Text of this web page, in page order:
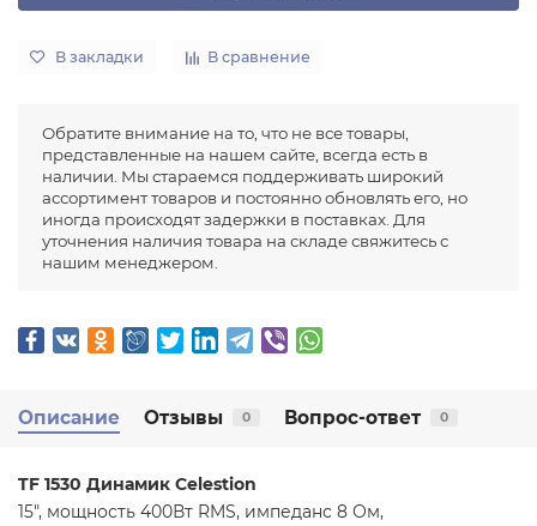
В закладки В сравнение
Обратите внимание на то, что не все товары,
представленные на нашем сайте, всегда есть в
наличии. Мы стараемся поддерживать широкий
ассортимент товаров и постоянно обновлять его, но
иногда происходят задержки в поставках. Для
уточнения наличия товара на складе свяжитесь с
нашим менеджером.
Описание Отзывы 0 Вопрос-ответ 0
TF 1530 Динамик Celestion
15", мощность 400Вт RMS, импеданс 8 Ом,